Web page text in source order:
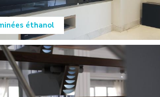
éthanol